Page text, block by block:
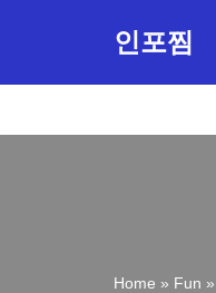
츠
인포찜
Home » Fun »